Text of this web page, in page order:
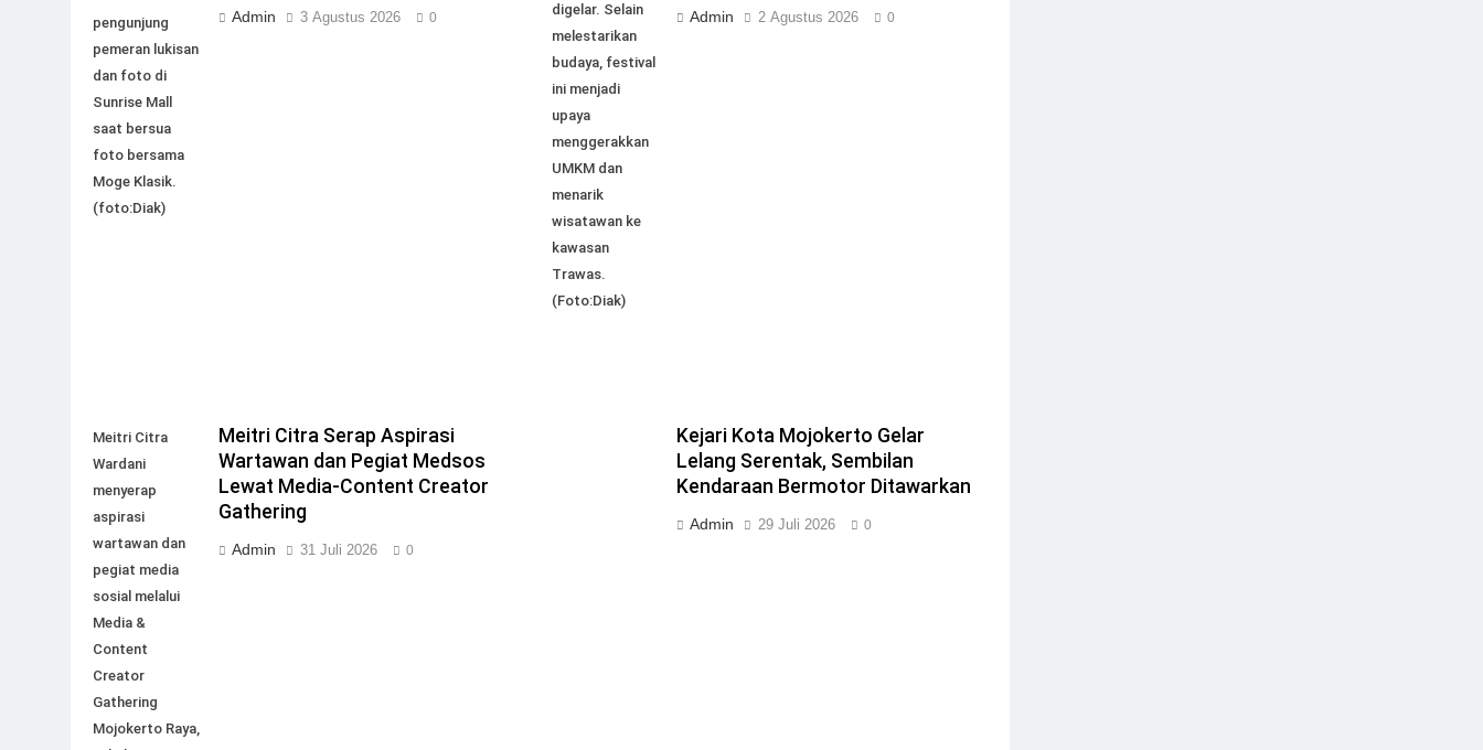
pengunjung
pemeran lukisan
dan foto di
Sunrise Mall
saat bersua
foto bersama
Moge Klasik.
(foto:Diak)
Admin 3 Agustus 2026 0
digelar. Selain
melestarikan
budaya, festival
ini menjadi
upaya
menggerakkan
UMKM dan
menarik
wisatawan ke
kawasan
Trawas.
(Foto:Diak)
Admin 2 Agustus 2026 0
Meitri Citra
Wardani
menyerap
aspirasi
wartawan dan
pegiat media
sosial melalui
Media &
Content
Creator
Gathering
Mojokerto Raya,
Meitri Citra Serap Aspirasi
Wartawan dan Pegiat Medsos
Lewat Media-Content Creator
Gathering
Admin 31 Juli 2026 0
Kejari Kota Mojokerto Gelar
Lelang Serentak, Sembilan
Kendaraan Bermotor Ditawarkan
Admin 29 Juli 2026 0